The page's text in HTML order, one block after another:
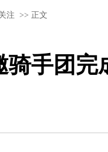
注 >> 正文
骑手团完